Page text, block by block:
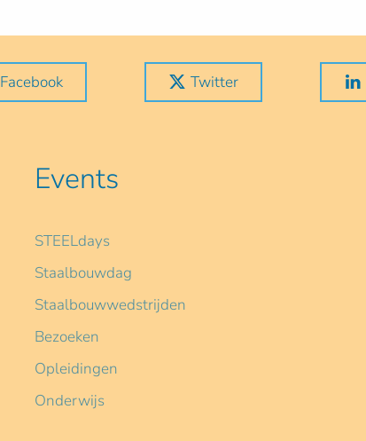
Facebook Twitter
Events
STEELdays
Staalbouwdag
Staalbouwwedstrijden
Bezoeken
Opleidingen
Onderwijs